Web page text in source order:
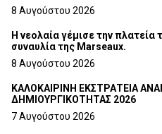
8 Αυγούστου 2026
Η νεολαία γέμισε την
συναυλία της Marseaux.
8 Αυγούστου 2026
ΚΑΛΟΚΑΙΡΙΝΗ ΕΚΣΤΡΑΤΕΙΑ
ΔΗΜΙΟΥΡΓΙΚΟΤΗΤΑΣ 2026
7 Αυγούστου 2026